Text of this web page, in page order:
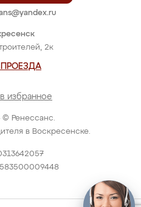
© Ренессанс.
в Воскресенске.
2к
избранное